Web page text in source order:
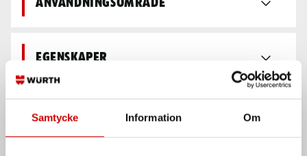
Samtycke Information Om
Egenskaper
Leveransutförande